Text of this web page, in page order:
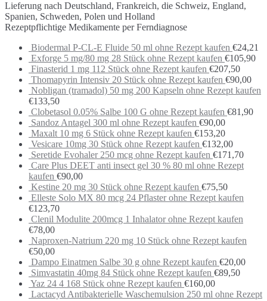
Lieferung nach Deutschland, Frankreich, die Schweiz, England,
Spanien, Schweden, Polen und Holland
Rezeptpflichtige Medikamente per Ferndiagnose
Biodermal P-CL-E Fluide 50 ml ohne Rezept kaufen €24,21
Exforge 5 mg/80 mg 28 Stück ohne Rezept kaufen €105,90
Finasterid 1 mg 112 Stück ohne Rezept kaufen €207,50
Thomapyrin Intensiv 20 Stück ohne Rezept kaufen €90,00
Nobligan (tramadol) 50 mg 200 Kapseln ohne Rezept kaufen
€133,50
Clobetasol 0.05% Salbe 100 G ohne Rezept kaufen €81,90
Sandoz Antagel 300 ml ohne Rezept kaufen €90,00
Maxalt 10 mg 6 Stück ohne Rezept kaufen €153,20
Vesicare 10mg 30 Stück ohne Rezept kaufen €132,00
Seretide Evohaler 250 mcg ohne Rezept kaufen €171,70
Care Plus DEET anti insect gel 30 % 80 ml ohne Rezept
kaufen €90,00
Kestine 20 mg 30 Stück ohne Rezept kaufen €75,50
Elleste Solo MX 80 mcg 24 Pflaster ohne Rezept kaufen
€123,70
Clenil Modulite 200mcg 1 Inhalator ohne Rezept kaufen
€78,00
Naproxen-Natrium 220 mg 10 Stück ohne Rezept kaufen
€50,00
Dampo Einatmen Salbe 30 g ohne Rezept kaufen €20,00
Simvastatin 40mg 84 Stück ohne Rezept kaufen €89,50
Yaz 24 4 168 Stück ohne Rezept kaufen €160,00
Lactacyd Antibakterielle Waschemulsion 250 ml ohne Rezept